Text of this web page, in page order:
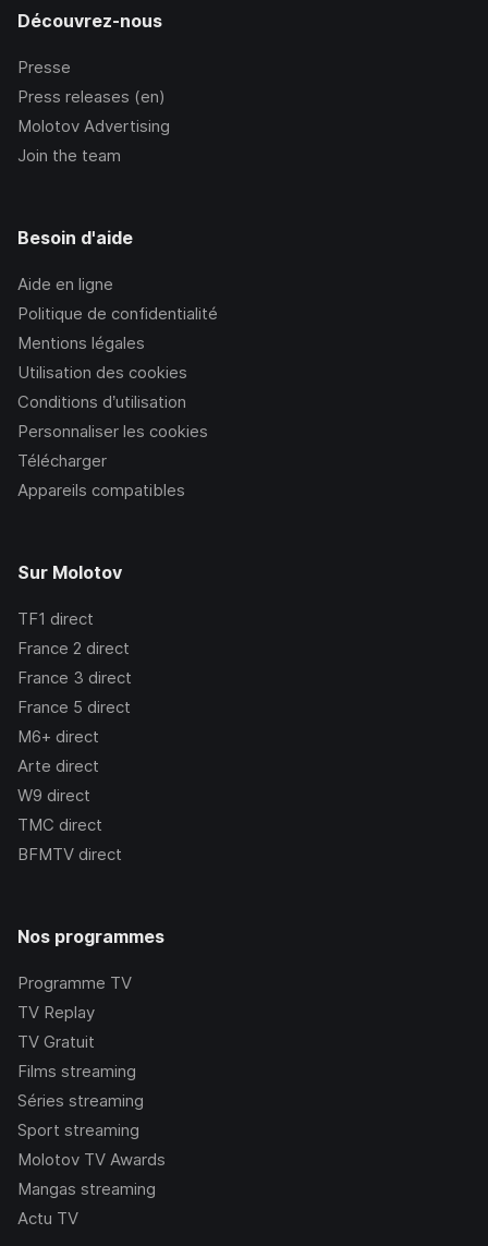
Découvrez-nous
Presse
Press releases (en)
Molotov Advertising
Join the team
Besoin d'aide
Aide en ligne
Politique de confidentialité
Mentions légales
Utilisation des cookies
Conditions d’utilisation
Personnaliser les cookies
Télécharger
Appareils compatibles
Sur Molotov
TF1 direct
France 2 direct
France 3 direct
France 5 direct
M6+ direct
Arte direct
W9 direct
TMC direct
BFMTV direct
Nos programmes
Programme TV
TV Replay
TV Gratuit
Films streaming
Séries streaming
Sport streaming
Molotov TV Awards
Mangas streaming
Actu TV